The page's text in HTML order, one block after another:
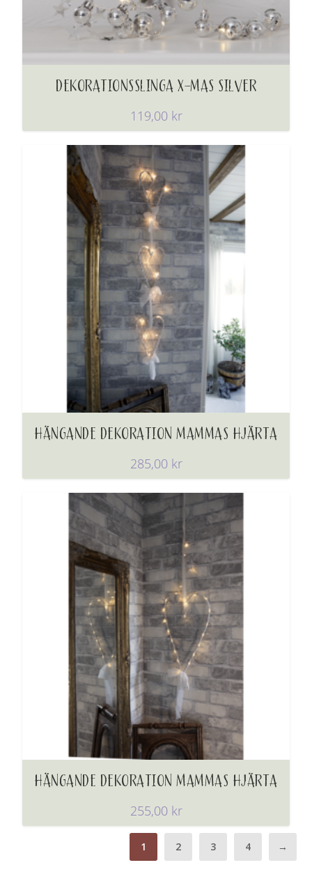
DEKORATIONSSLINGA X-MAS SILVER
119,00 kr
HÄNGANDE DEKORATION MAMMAS HJÄRTA
285,00 kr
HÄNGANDE DEKORATION MAMMAS HJÄRTA
255,00 kr
1 2 3 4 →